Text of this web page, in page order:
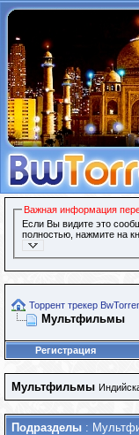
Важная информация
Если Вы видите это
полностью, нажмите на
Торрент трекер
Мультфильмы
Регистрация
Мультфильмы
Подразделы :